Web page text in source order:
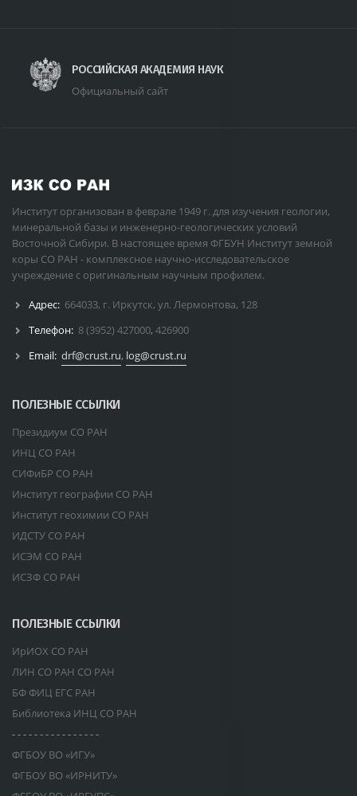
РОССИЙСКАЯ АКАДЕМИЯ НАУК
Официальный сайт
Институт организован в феврале 1949 г. для изучения геологии,
минеральной базы и инженерно-геологических условий
Восточной Сибири. В настоящее время ФГБУН Институт земной
коры СО РАН - комплексное научно-исследовательское
учреждение с оригинальным научным профилем.
Адрес: 664033, г. Иркутск, ул. Лермонтова, 128
Телефон: 8 (3952) 427000, 426900
Email: drf@crust.ru, log@crust.ru
ПОЛЕЗНЫЕ ССЫЛКИ
Президиум СО РАН
ИНЦ СО РАН
СИФиБР СО РАН
Институт географии СО РАН
Институт геохимии СО РАН
ИДСТУ СО РАН
ИСЭМ СО РАН
ИСЗФ СО РАН
ПОЛЕЗНЫЕ ССЫЛКИ
ИрИОХ СО РАН
ЛИН СО РАН СО РАН
БФ ФИЦ ЕГС РАН
Библиотека ИНЦ СО РАН
- - - - - - - - - - - - - - - -
ФГБОУ ВО «ИГУ»
ФГБОУ ВО «ИРНИТУ»